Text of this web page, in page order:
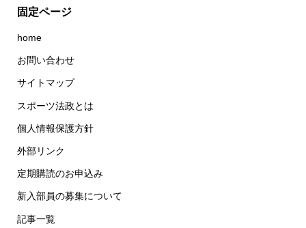
固定ページ
home
お問い合わせ
サイトマップ
スポーツ法政とは
個人情報保護方針
外部リンク
定期購読のお申込み
新入部員の募集について
記事一覧